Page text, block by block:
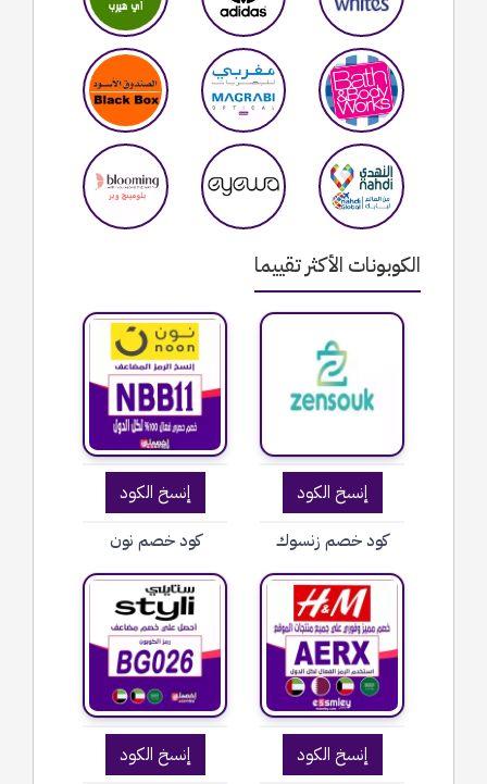
الكوبونات الأكثر تقييما
إنسخ الكود
كود خصم زنسوك
إنسخ الكود
كود خصم نون
إنسخ الكود إنسخ الكود